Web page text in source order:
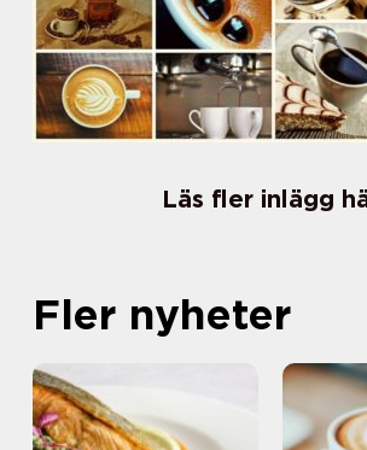
Läs fler inlägg
Fler nyheter